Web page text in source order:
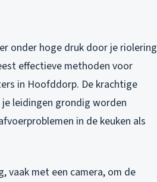
onder hoge druk door je riolering
effectieve methoden voor
in Hoofddorp. De krachtige
leidingen grondig worden
in de keuken als
vaak met een camera, om de